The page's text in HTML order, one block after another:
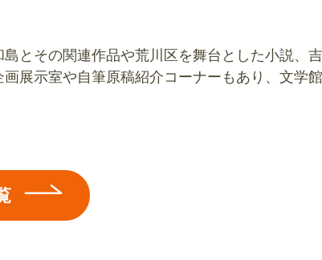
とその関連作品や荒川区を舞台とした小説、
展示室や自筆原稿紹介コーナーもあり、文学